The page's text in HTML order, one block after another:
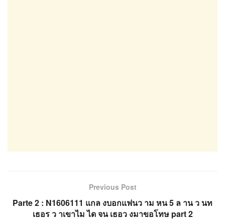
Previous Post
Parte 2 : N1606111 แกล งบอกแฟนว าม หน 5 ล าน ว นท
เธอร ว าเขาไม ได จน เธอว งมาขอโทษ part 2